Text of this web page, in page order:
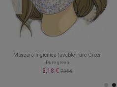
Máscara higiénica lavable Pure Green
Pure green
3,18 € 7,95 €